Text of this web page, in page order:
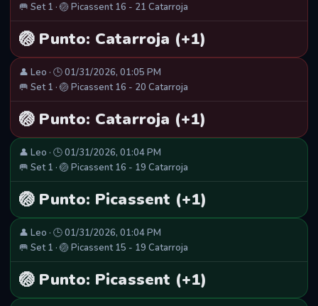
🥅 Set 1 · 🏐 Picassent 16 - 21 Catarroja
🏐 Punto: Catarroja (+1)
👤 Leo · 🕒 01/31/2026, 01:05 PM
🥅 Set 1 · 🏐 Picassent 16 - 20 Catarroja
🏐 Punto: Catarroja (+1)
👤 Leo · 🕒 01/31/2026, 01:04 PM
🥅 Set 1 · 🏐 Picassent 16 - 19 Catarroja
🏐 Punto: Picassent (+1)
👤 Leo · 🕒 01/31/2026, 01:04 PM
🥅 Set 1 · 🏐 Picassent 15 - 19 Catarroja
🏐 Punto: Picassent (+1)